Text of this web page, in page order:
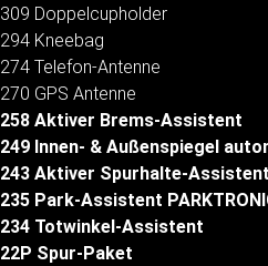
309 Doppelcupholder
294 Kneebag
274 Telefon-Antenne
270 GPS Antenne
258 Aktiver Brems-Assistent
249 Innen- & Außenspiegel
243 Aktiver Spurhalte-Assistent
235 Park-Assistent
234 Totwinkel-Assistent
22P Spur-Paket